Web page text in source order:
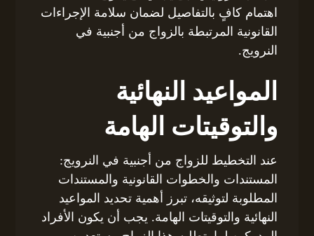
اهتمام كافٍ بالتفاصيل لضمان سلامة الإجراءات
القانونية المرتبطة بالزواج من أجنبية في
النرويج.
المواعيد النهائية
والتوقيتات الهامة
عند التخطيط للزواج من أجنبية في النرويج:
المستندات والخطوات القانونية والمستندات
المطلوبة لتوثيقه، تبرز أهمية تحديد المواعيد
النهائية والتوقيتات الهامة. يجب أن يكون الأفراد